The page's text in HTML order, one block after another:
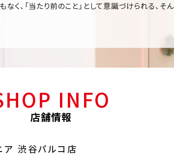
なく、「当たり前のこと」として意識づけられる、
INFO
店舗情報
ア 渋谷パルコ店